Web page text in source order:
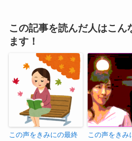
この記事を読んだ人はこん
ます！
この声をきみにの最終
この声をきみ